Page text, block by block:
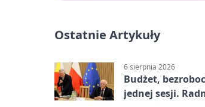
Ostatnie Artykuły
6 sierpnia 2026
Budżet,
jednej sesji.